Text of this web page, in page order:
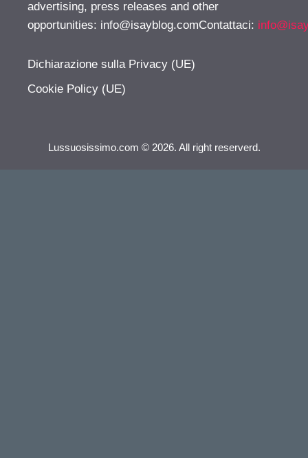
advertising, press releases and other
opportunities: info@isayblog.comContattaci:
Dichiarazione sulla Privacy (UE)
Cookie Policy (UE)
Lussuosissimo.com © 2026. All right reserverd.